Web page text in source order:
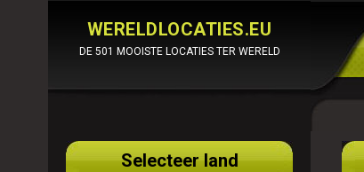
WERELDLOCATIES.EU
DE 501 MOOISTE LOCATIES TER WERELD
Selecteer land